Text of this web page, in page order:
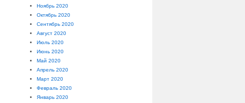
Ноябрь 2020
Октябрь 2020
Сентябрь 2020
Август 2020
Июль 2020
Июнь 2020
Май 2020
Апрель 2020
Март 2020
Февраль 2020
Январь 2020